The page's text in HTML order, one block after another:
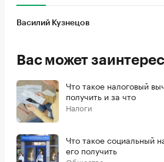
Василий Кузнецов
Вас может
Что такое налоговый
получить и за что
Налоги
Что такое социальный
его получить